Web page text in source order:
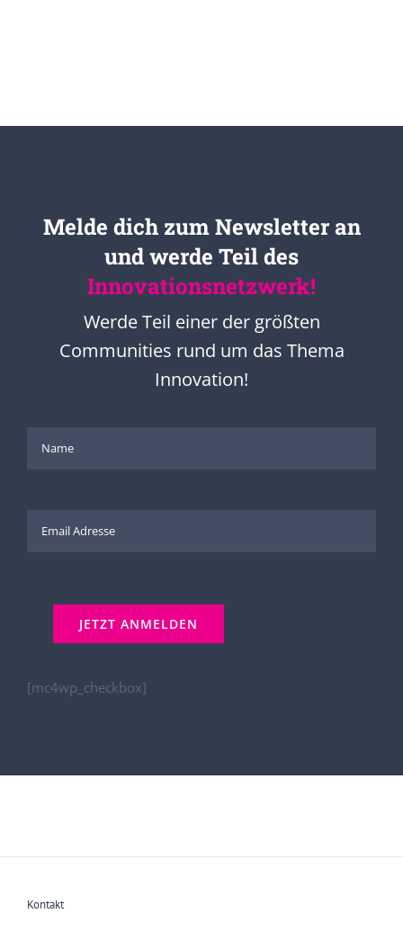
Melde dich zum Newsletter an
und werde Teil des
Innovationsnetzwerk!
Werde Teil einer der größten
Communities rund um das Thema
Innovation!
[mc4wp_checkbox]
Kontakt